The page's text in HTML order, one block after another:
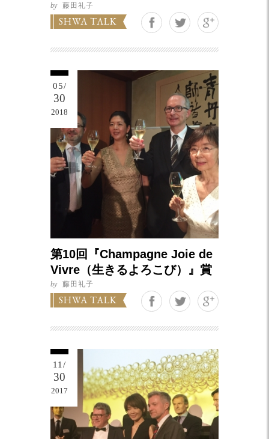
by 藤田礼子
SHWA TALK
05/
30
2018
第10回『Champagne Joie de
Vivre（生きるよろこび）』賞
by 藤田礼子
SHWA TALK
11/
30
2017